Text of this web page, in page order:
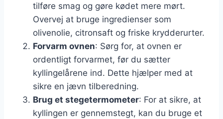
tilføre smag og gøre kødet mere mørt.
Overvej at bruge ingredienser som
olivenolie, citronsaft og friske krydderurter.
Forvarm ovnen: Sørg for, at ovnen er
ordentligt forvarmet, før du sætter
kyllingelårene ind. Dette hjælper med at
sikre en jævn tilberedning.
Brug et stegetermometer: For at sikre, at
kyllingen er gennemstegt, kan du bruge et